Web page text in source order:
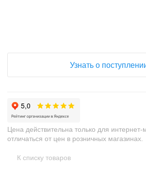
Узнать о
Цена действительна только для
отличаться от цен в розничных магазинах.
К списку товаров